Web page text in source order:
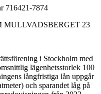
716421-7874
MULLVADSBERGET 23
i Stockholm med
lägenhetsstorlek 100
långfristiga lån uppgår
och sparandet låg på